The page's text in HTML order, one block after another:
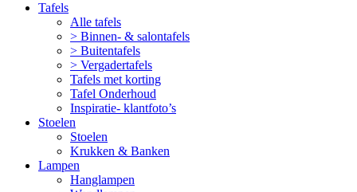
Tafels
Alle tafels
> Binnen- & salontafels
> Buitentafels
> Vergadertafels
Tafels met korting
Tafel Onderhoud
Inspiratie- klantfoto’s
Stoelen
Stoelen
Krukken & Banken
Lampen
Hanglampen